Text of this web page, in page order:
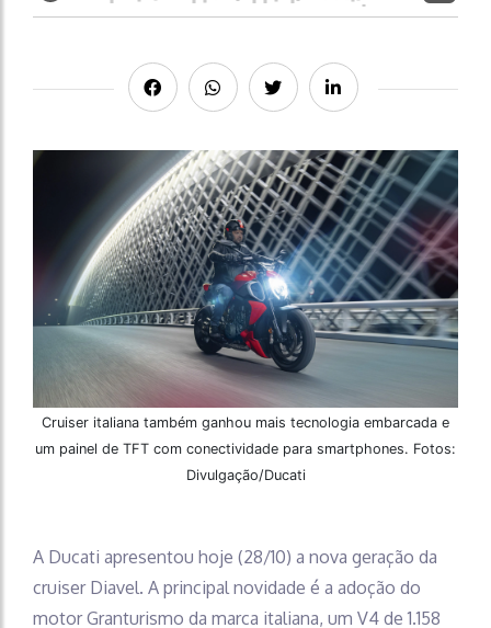
Cruiser italiana também ganhou mais tecnologia embarcada e
um painel de TFT com conectividade para smartphones. Fotos:
Divulgação/Ducati
A Ducati apresentou hoje (28/10) a nova geração da
cruiser Diavel. A principal novidade é a adoção do
motor Granturismo da marca italiana, um V4 de 1.158